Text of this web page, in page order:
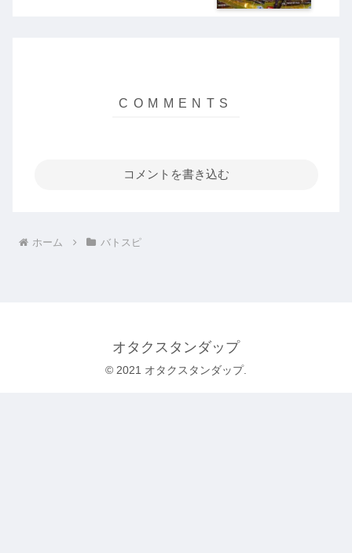
コメントを書き込む
ホーム バトスピ
オタクスタンダップ
© 2021 オタクスタンダップ.